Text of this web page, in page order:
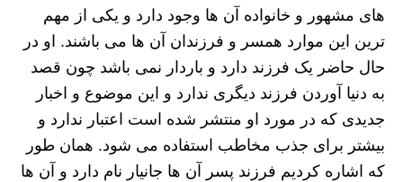
های مشهور و خانواده آن ها وجود دارد و یکی از مهم
ترین این موارد همسر و فرزندان آن ها می باشند. او در
حال حاضر یک فرزند دارد و باردار نمی باشد چون قصد
به دنیا آوردن فرزند دیگری ندارد و این موضوع و اخبار
جدیدی که در مورد او منتشر شده است اعتبار ندارد و
بیشتر برای جذب مخاطب استفاده می شود. همان طور
که اشاره کردیم فرزند پسر آن ها جانیار نام دارد و آن ها